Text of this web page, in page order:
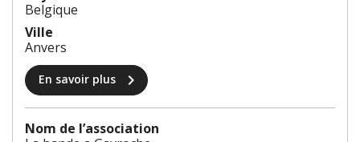
Belgique
Ville
Anvers
En savoir plus chevron_right
Nom de l’association